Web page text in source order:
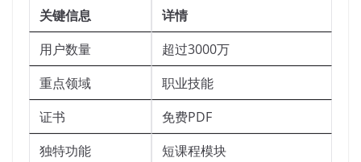
关键信息
详情
用户数量
超过3000万
重点领域
职业技能
证书
免费PDF
独特功能
短课程模块